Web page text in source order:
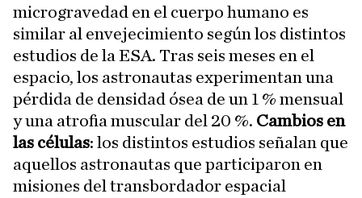
microgravedad en el cuerpo humano es
similar al envejecimiento según los distintos
estudios de la ESA. Tras seis meses en el
espacio, los astronautas experimentan una
pérdida de densidad ósea de un 1 % mensual
y una atrofia muscular del 20 %. Cambios en
las células: los distintos estudios señalan que
aquellos astronautas que participaron en
misiones del transbordador espacial